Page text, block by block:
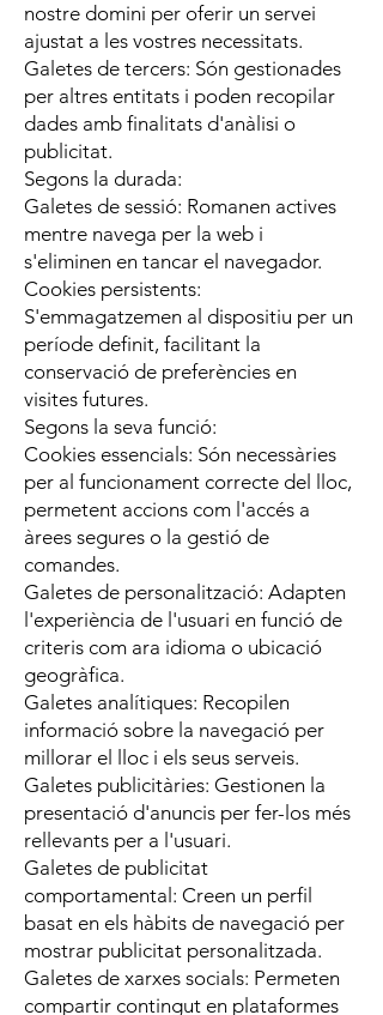
nostre domini per oferir un servei
ajustat a les vostres necessitats.
Galetes de tercers: Són gestionades
per altres entitats i poden recopilar
dades amb finalitats d'anàlisi o
publicitat.
Segons la durada:
Galetes de sessió: Romanen actives
mentre navega per la web i
s'eliminen en tancar el navegador.
Cookies persistents:
S'emmagatzemen al dispositiu per un
període definit, facilitant la
conservació de preferències en
visites futures.
Segons la seva funció:
Cookies essencials: Són necessàries
per al funcionament correcte del lloc,
permetent accions com l'accés a
àrees segures o la gestió de
comandes.
Galetes de personalització: Adapten
l'experiència de l'usuari en funció de
criteris com ara idioma o ubicació
geogràfica.
Galetes analítiques: Recopilen
informació sobre la navegació per
millorar el lloc i els seus serveis.
Galetes publicitàries: Gestionen la
presentació d'anuncis per fer-los més
rellevants per a l'usuari.
Galetes de publicitat
comportamental: Creen un perfil
basat en els hàbits de navegació per
mostrar publicitat personalitzada.
Galetes de xarxes socials: Permeten
compartir contingut en plataformes